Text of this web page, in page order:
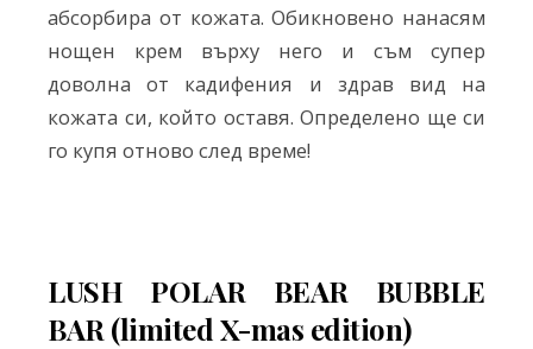
абсорбира от кожата. Обикновено нанасям
нощен крем върху него и съм супер
доволна от кадифения и здрав вид на
кожата си, който оставя. Определено ще си
го купя отново след време!
LUSH POLAR BEAR BUBBLE
BAR (limited X-mas edition)